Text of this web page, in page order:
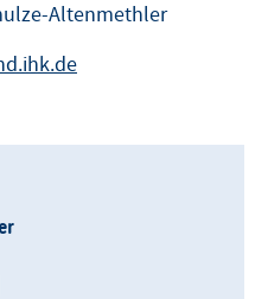
Altenmethler